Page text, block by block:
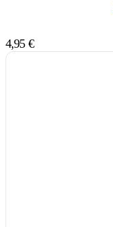
4,95 €